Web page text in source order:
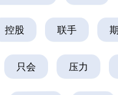
控股 联手
只会 压力